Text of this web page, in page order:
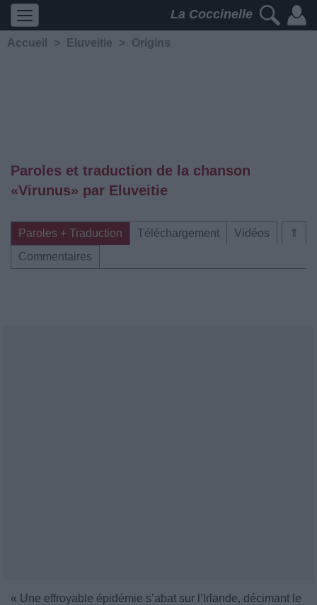
La Coccinelle
Accueil > Eluveitie > Origins
Paroles et traduction de la chanson
«Virunus» par Eluveitie
⇑
Paroles + Traduction Téléchargement
Vidéos
Commentaires
« Une effroyable épidémie s’abat sur l’Irlande, décimant le